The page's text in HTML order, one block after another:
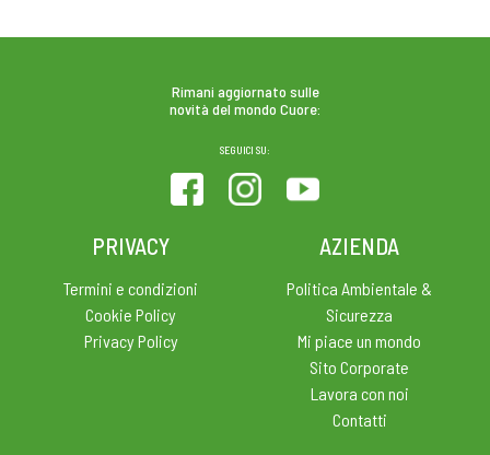
Rimani aggiornato sulle
novità del mondo Cuore:
SEGUICI SU:
PRIVACY
Termini e condizioni
Cookie Policy
Privacy Policy
AZIENDA
Politica Ambientale &
Sicurezza
Mi piace un mondo
Sito Corporate
Lavora con noi
Contatti